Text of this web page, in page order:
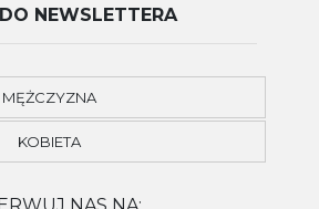
NEWSLETTERA
MĘŻCZYZNA
KOBIETA
NAS NA: